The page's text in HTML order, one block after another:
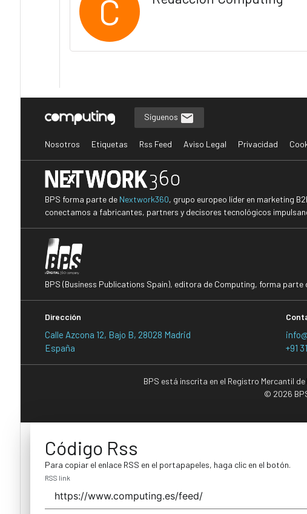
C
Síguenos
Nosotros Etiquetas Rss Feed Aviso Legal Privacidad
BPS forma parte de Nextwork360, grupo europeo líder en marketing
conectamos a fabricantes, partners y decisores tecnológicos
BPS (Business Publications Spain), editora de Computing, forma parte
Dirección
Calle Azcona 12, Bajo B, 28028 Madrid
España
+91
BPS está inscrita en el Registro Mercantil
© 2026
Código Rss
Para copiar el enlace RSS en el portapapeles, haga clic en el botón.
RSS link